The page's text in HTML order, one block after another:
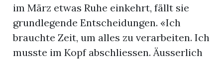
im März etwas Ruhe einkehrt, fällt sie
grundlegende Entscheidungen. «Ich
brauchte Zeit, um alles zu verarbeiten. Ich
musste im Kopf abschliessen. Äusserlich